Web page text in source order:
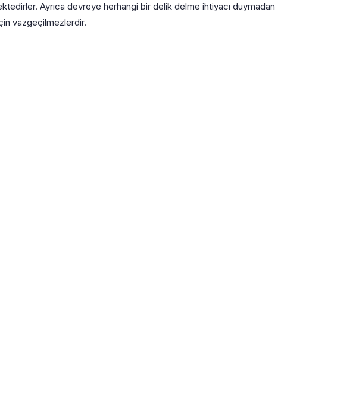
Ayrıca devreye herhangi bir delik delme ihtiyacı duymadan
vazgeçilmezlerdir.